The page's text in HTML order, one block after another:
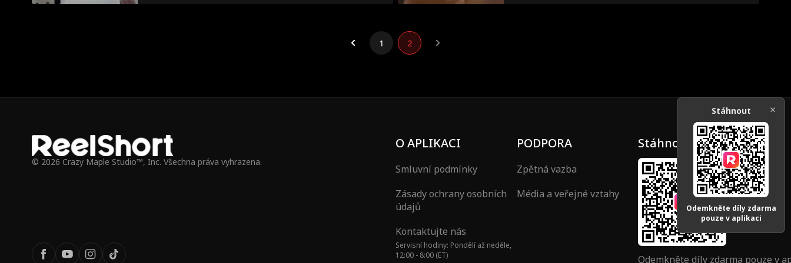
1 2
© 2026 Crazy Maple Studio™, Inc. Všechna práva vyhrazena.
O APLIKACI
Smluvní podmínky
Zásady ochrany osobních
údajů
Kontaktujte nás
Servisní hodiny: Pondělí až neděle,
12:00 - 8:00 (ET)
PODPORA
Zpětná vazba
Média a veřejné vztahy
Stáhnout
Odemkněte díly zdarma pouze v
Stáhnout
Odemkněte díly zdarma
pouze v aplikaci